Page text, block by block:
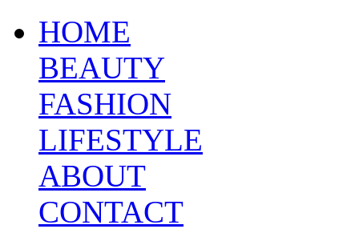
HOME
BEAUTY
FASHION
LIFESTYLE
ABOUT
CONTACT